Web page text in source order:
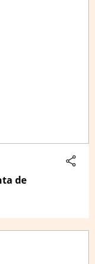
de